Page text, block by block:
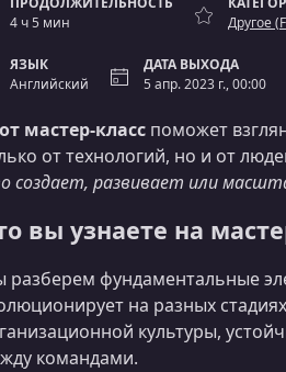
4 ч 5 мин
Другое
ЯЗЫК
Английский
ДАТА ВЫХОДА
5 апр. 2023 г., 00:00
мастер-класс поможет
от технологий, но и от
создает, развивает или
вы узнаете на
фундаментальные
на разных
культуры,
командами.